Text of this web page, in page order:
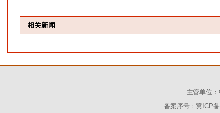
相关新闻
主管单位
备案序号：冀ICP